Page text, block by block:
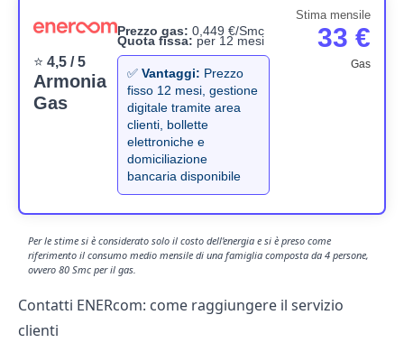
⭐ 4,5 / 5
Armonia
Gas
Prezzo gas: 0,449 €/Smc
Quota fissa: per 12 mesi
✅Vantaggi: Prezzo
fisso 12 mesi, gestione
digitale tramite area
clienti, bollette
elettroniche e
domiciliazione
bancaria disponibile
Stima mensile
33 €
Gas
Per le stime si è considerato solo il costo dell'energia e si è preso come
riferimento il consumo medio mensile di una famiglia composta da 4 persone,
ovvero 80 Smc per il gas.
Contatti ENERcom: come raggiungere il servizio
clienti